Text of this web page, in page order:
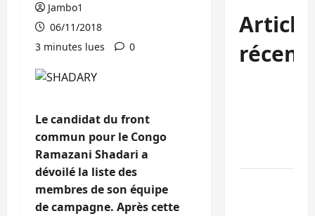
Jambo1
06/11/2018
3 minutes lues
0
Le candidat du front
commun pour le Congo
Ramazani Shadari a
dévoilé la liste des
membres de son équipe
de campagne. Après cette